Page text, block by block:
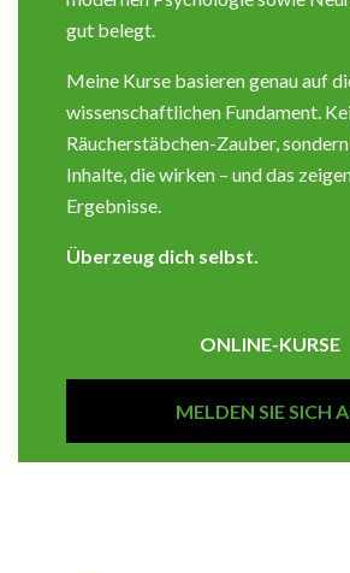
gut belegt.
Meine Kurse basieren genau auf
wissenschaftlichen Fundament.
Räucherstäbchen-Zauber,
Inhalte, die wirken – und das
Ergebnisse.
Überzeug dich selbst.
ONLINE-KURSE
MELDEN SIE SICH